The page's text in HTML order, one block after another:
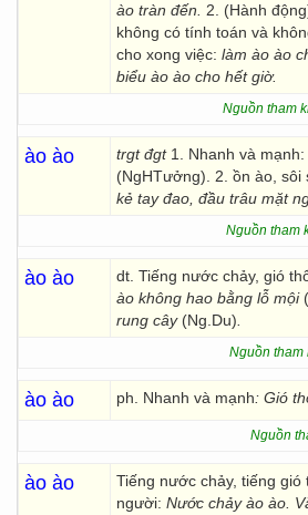
ào tràn đến. 2. (Hành
không có tính toán và
cho xong việc: làm ào ào
biểu ào ào cho hết giờ.
Nguồn tham
ào ào trgt đgt 1. Nhanh và mạnh:
(NgHTưởng). 2. ồn ào, sôi
kẻ tay đao, đầu trâu mặt
Nguồn tham
ào ào dt. Tiếng nước chảy, gió
ào không hao bằng lỗ mội
rung cây (Ng.Du)
Nguồn tham
ào ào ph. Nhanh và mạnh: Gió
Nguồn
ào ào
Tiếng nước chảy, tiếng gió
người: Nước chảy ào ào.